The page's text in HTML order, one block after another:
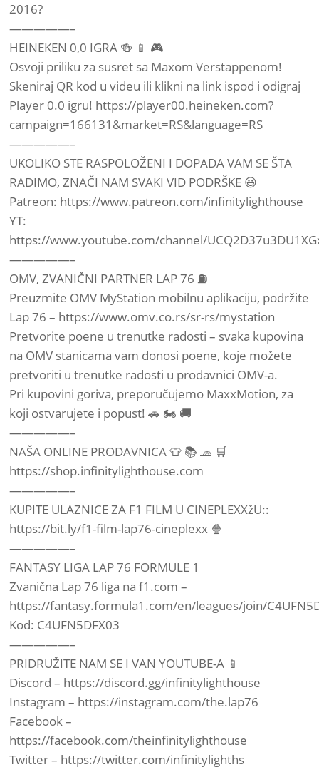
2016?
—————–
HEINEKEN 0,0 IGRA 🍻 📱 🎮
Osvoji priliku za susret sa Maxom Verstappenom!
Skeniraj QR kod u videu ili klikni na link ispod i odigraj
Player 0.0 igru! https://player00.heineken.com?
campaign=166131&market=RS&language=RS
—————–
UKOLIKO STE RASPOLOŽENI I DOPADA VAM SE ŠTA
RADIMO, ZNAČI NAM SVAKI VID PODRŠKE 😃
Patreon: https://www.patreon.com/infinitylighthouse
YT:
https://www.youtube.com/channel/
—————–
OMV, ZVANIČNI PARTNER LAP 76 ⛽️
Preuzmite OMV MyStation mobilnu aplikaciju, podržite
Lap 76 – https://www.omv.co.rs/sr-rs/mystation
Pretvorite poene u trenutke radosti – svaka kupovina
na OMV stanicama vam donosi poene, koje možete
pretvoriti u trenutke radosti u prodavnici OMV-a.
Pri kupovini goriva, preporučujemo MaxxMotion, za
koji ostvarujete i popust! 🚗 🏍️ 🚚
—————–
NAŠA ONLINE PRODAVNICA 👕 📚 🧢 🛒
️https://shop.infinitylighthouse.com
—————–
KUPITE ULAZNICE ZA F1 FILM U CINEPLEXXžU::
https://bit.ly/f1-film-lap76-cineplexx 🍿
—————–
FANTASY LIGA LAP 76 FORMULE 1
Zvanična Lap 76 liga na f1.com –
https://fantasy.formula1.com/en/leagues/join/
Kod: C4UFN5DFX03
—————–
PRIDRUŽITE NAM SE I VAN YOUTUBE-A 📱
Discord – https://discord.gg/infinitylighthouse
Instagram – https://instagram.com/the.lap76
Facebook –
https://facebook.com/theinfinitylighthouse
Twitter – https://twitter.com/infinitylighths